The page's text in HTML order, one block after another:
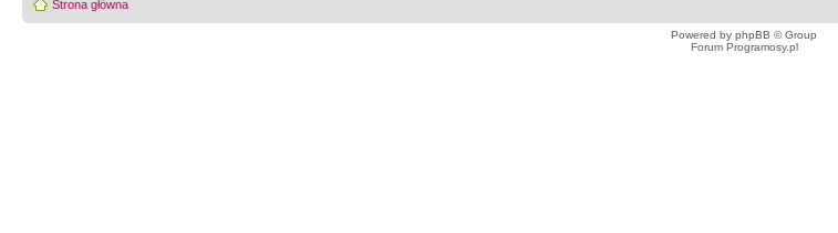
Strona główna
Powered by phpBB © Group
Forum Programosy.pl